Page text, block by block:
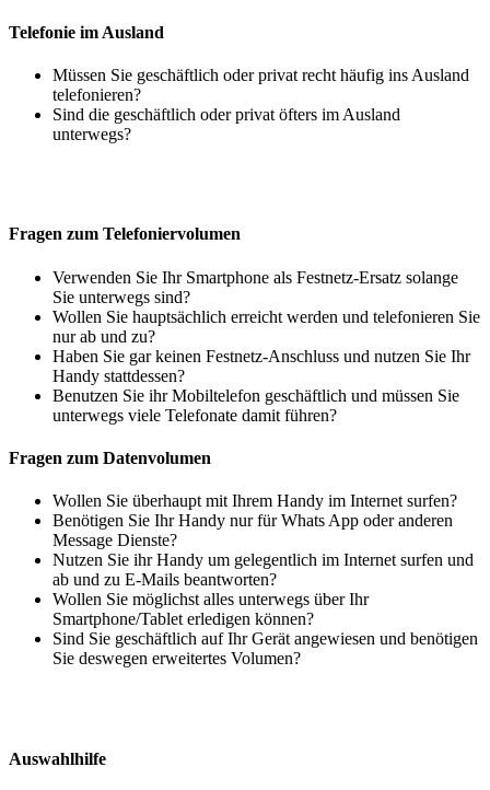
Telefonie im Ausland
Müssen Sie geschäftlich oder privat recht häufig ins Ausland
telefonieren?
Sind die geschäftlich oder privat öfters im Ausland
unterwegs?
Fragen zum Telefoniervolumen
Verwenden Sie Ihr Smartphone als Festnetz-Ersatz solange
Sie unterwegs sind?
Wollen Sie hauptsächlich erreicht werden und telefonieren Sie
nur ab und zu?
Haben Sie gar keinen Festnetz-Anschluss und nutzen Sie Ihr
Handy stattdessen?
Benutzen Sie ihr Mobiltelefon geschäftlich und müssen Sie
unterwegs viele Telefonate damit führen?
Fragen zum Datenvolumen
Wollen Sie überhaupt mit Ihrem Handy im Internet surfen?
Benötigen Sie Ihr Handy nur für Whats App oder anderen
Message Dienste?
Nutzen Sie ihr Handy um gelegentlich im Internet surfen und
ab und zu E-Mails beantworten?
Wollen Sie möglichst alles unterwegs über Ihr
Smartphone/Tablet erledigen können?
Sind Sie geschäftlich auf Ihr Gerät angewiesen und benötigen
Sie deswegen erweitertes Volumen?
Auswahlhilfe